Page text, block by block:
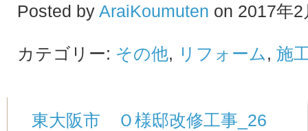
Posted by AraiKoumuten on 2017年2
カテゴリー: その他, リフォーム, 施
東大阪市 Ｏ様邸改修工事_26